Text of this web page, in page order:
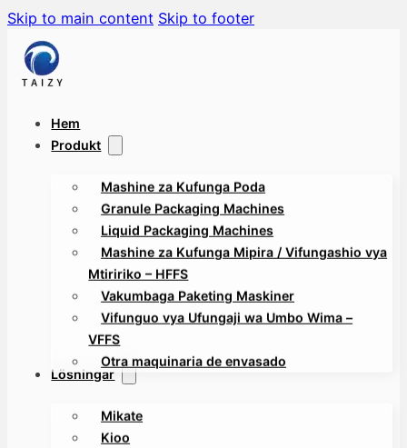
Skip to main content Skip to footer
Hem
Produkt
Mashine za Kufunga Poda
Granule Packaging Machines
Liquid Packaging Machines
Mashine za Kufunga Mipira / Vifungashio vya
Mtiririko – HFFS
Vakumbaga Paketing Maskiner
Vifunguo vya Ufungaji wa Umbo Wima –
VFFS
Otra maquinaria de envasado
Lösningar
Mikate
Kioo